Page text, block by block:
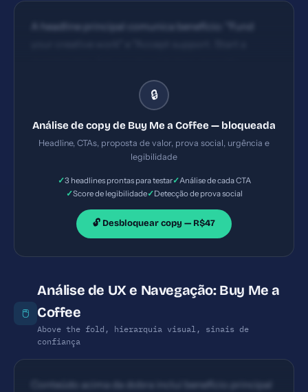
A headline principal comunica benefício: "Fund
enfatiza rapidamente o que o usuário ganha (ex.:
maior visibilidade/receita) em 5 segundos. Pode
específica para diferentes criadores. CTAs são
visíveis (Start my page, Sign up, Start my page) mas
tornar o next step mais claro para o usuário que
🔒
Análise de copy de Buy Me a Coffee — bloqueada
Headline, CTAs, proposta de valor, prova social, urgência e
legibilidade
✓3 headlines prontas para testar✓Análise de cada CTA
✓Score de legibilidade✓Detecção de prova social
🔓 Desbloquear copy — R$47
🖱️
Análise de UX e Navegação: Buy Me a
Coffee
Above the fold, hierarquia visual, sinais de
confiança
Conteúdo acima da dobra inclui benefício principal